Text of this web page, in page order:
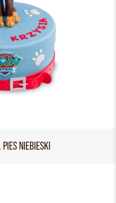
PIES NIEBIESKI